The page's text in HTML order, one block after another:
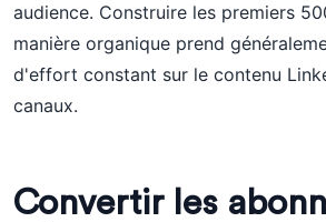
audience. Construire les premiers
manière organique prend
d'effort constant sur le contenu
canaux.
Convertir les